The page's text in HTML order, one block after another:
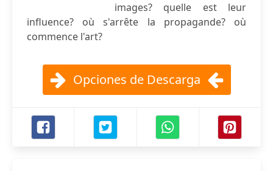
images? quelle est leur
influence? où s'arrête la propagande? où
commence l'art?
Opciones de Descarga